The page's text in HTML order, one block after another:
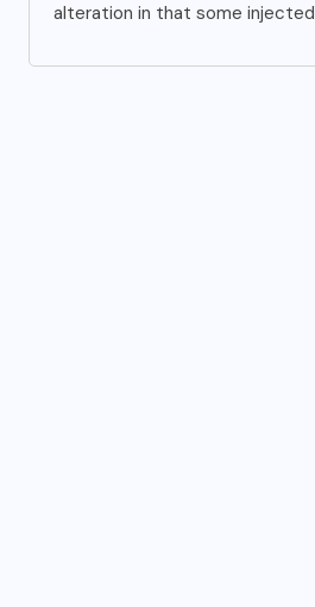
alteration in that some injected